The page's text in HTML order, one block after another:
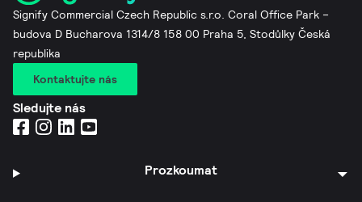
Signify Commercial Czech Republic s.r.o. Coral Office Park –
budova D Bucharova 1314/8 158 00 Praha 5, Stodůlky Česká
republika
Kontaktujte nás
Sledujte nás
Prozkoumat